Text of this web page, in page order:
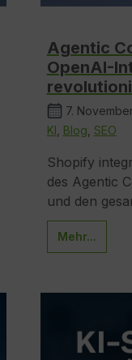
Agentic
OpenAI-
7.
KI Blog SEO
Shopify
des Agentic
und den
Mehr...